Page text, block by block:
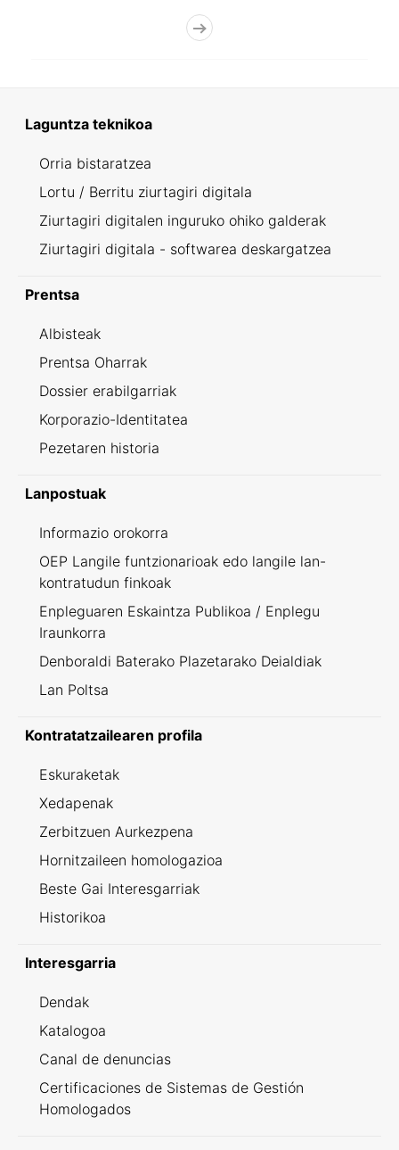
Laguntza teknikoa
Orria bistaratzea
Lortu / Berritu ziurtagiri digitala
Ziurtagiri digitalen inguruko ohiko galderak
Ziurtagiri digitala - softwarea deskargatzea
Prentsa
Albisteak
Prentsa Oharrak
Dossier erabilgarriak
Korporazio-Identitatea
Pezetaren historia
Lanpostuak
Informazio orokorra
OEP Langile funtzionarioak edo langile lan-
kontratudun finkoak
Enpleguaren Eskaintza Publikoa / Enplegu
Iraunkorra
Denboraldi Baterako Plazetarako Deialdiak
Lan Poltsa
Kontratatzailearen profila
Eskuraketak
Xedapenak
Zerbitzuen Aurkezpena
Hornitzaileen homologazioa
Beste Gai Interesgarriak
Historikoa
Interesgarria
Dendak
Katalogoa
Canal de denuncias
Certificaciones de Sistemas de Gestión
Homologados